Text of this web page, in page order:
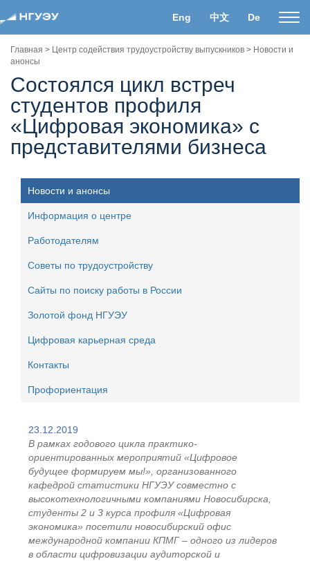
Eng 中文 De
Главная > Центр содействия трудоустройству выпускников > Новости и
анонсы
Состоялся цикл встреч
студентов профиля
«Цифровая экономика» с
представителями бизнеса
Новости и анонсы
Информация о центре
Работодателям
Советы по трудоустройству
Сайты по поиску работы в России
Золотой фонд НГУЭУ
Цифровая карьерная среда
Контакты
Профориентация
23.12.2019
В рамках годового цикла практико-
ориентированных мероприятий «Цифровое
будущее формируем мы!», организованного
кафедрой статистики НГУЭУ совместно с
высокотехнологичными компаниями Новосибирска,
студенты 2 и 3 курса профиля «Цифровая
экономика» посетили новосибирский офис
международной компании КПМГ – одного из лидеров
в области цифровизации аудиторской и